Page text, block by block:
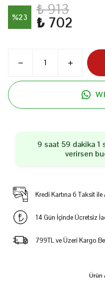
%23 ₺ 913
₺ 702
9 saat 59 dakika 0
verirsen
Kredi Kartına 6 Taksit ile
14 Gün İçinde Ücretsiz
799TL ve Üzeri Kargo
Ürün